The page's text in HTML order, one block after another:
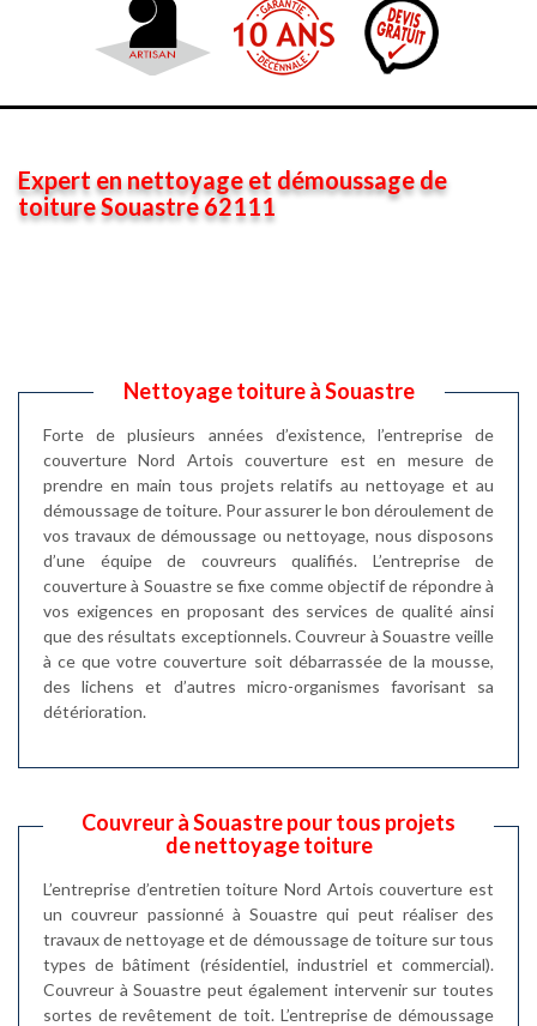
Expert en nettoyage et démoussage de
toiture Souastre 62111
Nettoyage toiture à Souastre
Forte de plusieurs années d’existence, l’entreprise de
couverture Nord Artois couverture est en mesure de
prendre en main tous projets relatifs au nettoyage et au
démoussage de toiture. Pour assurer le bon déroulement de
vos travaux de démoussage ou nettoyage, nous disposons
d’une équipe de couvreurs qualifiés. L’entreprise de
couverture à Souastre se fixe comme objectif de répondre à
vos exigences en proposant des services de qualité ainsi
que des résultats exceptionnels. Couvreur à Souastre veille
à ce que votre couverture soit débarrassée de la mousse,
des lichens et d’autres micro-organismes favorisant sa
détérioration.
Couvreur à Souastre pour tous projets
de nettoyage toiture
L’entreprise d’entretien toiture Nord Artois couverture est
un couvreur passionné à Souastre qui peut réaliser des
travaux de nettoyage et de démoussage de toiture sur tous
types de bâtiment (résidentiel, industriel et commercial).
Couvreur à Souastre peut également intervenir sur toutes
sortes de revêtement de toit. L’entreprise de démoussage